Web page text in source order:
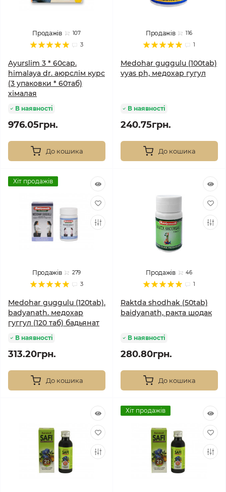
3
Продажів 107
Ayurslim 3 * 60cap.
himalaya dr. аюрслім курс
(3 упаковки * 60таб)
хімалая
В наявності
976.05грн.
До кошика
1
Продажів 116
Medohar guggulu (100tab)
vyas ph, медохар гугул
В наявності
240.75грн.
До кошика
Хіт продажів
3
Продажів 279
Medohar guggulu (120tab).
badyanath. медохар
гуггул (120 таб) бадьянат
В наявності
313.20грн.
До кошика
1
Продажів 46
Raktda shodhak (50tab)
baidyanath, ракта шодак
В наявності
280.80грн.
До кошика
Хіт продажів